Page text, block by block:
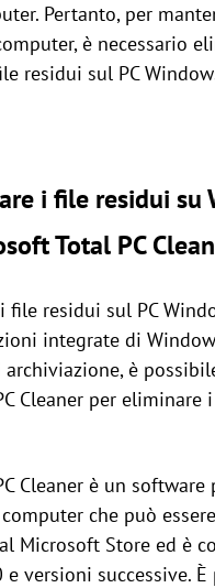
Pertanto, per
è necessario
residui sul PC
i file residui su
Total PC
file residui sul PC
integrate di
archiviazione, è
Cleaner per eliminare
Cleaner è un
che può
Microsoft Store ed è
versioni successive.